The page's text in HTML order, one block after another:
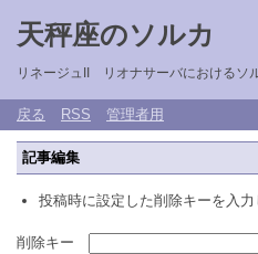
天秤座のソルカ
リネージュII リオナサーバにおけるソ
戻る RSS 管理者用
記事編集
投稿時に設定した削除キーを入力
削除キー